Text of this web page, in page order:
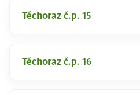
Těchoraz č.p. 15
Těchoraz č.p. 16